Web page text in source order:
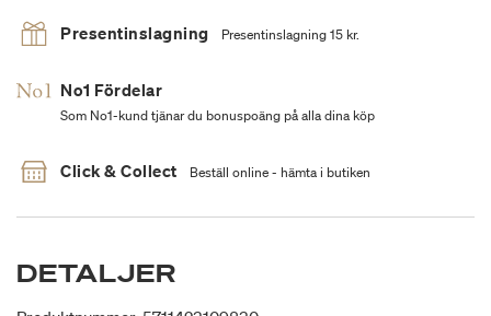
Presentinslagning Presentinslagning 15 kr.
No1 Fördelar
Som No1-kund tjänar du bonuspoäng på alla dina köp
Click & Collect Beställ online - hämta i butiken
DETALJER